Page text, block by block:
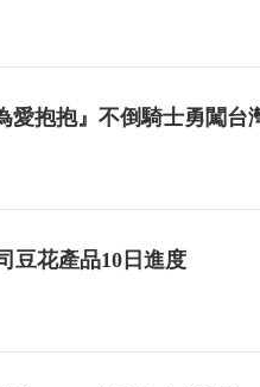
愛抱抱』不倒騎士勇闖台
豆花產品10日進度